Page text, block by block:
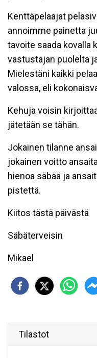
Kenttäpelaajat
annoimme painetta
tavoite saada kovalla
vastustajan puolelta
Mielestäni kaikki
valossa, eli
Kehuja voisin
jätetään se tähän.
Jokainen tilanne
jokainen voitto
hienoa säbää ja
pistettä.
Kiitos tästä päivästä
Säbäterveisin
Mikael
Tilastot